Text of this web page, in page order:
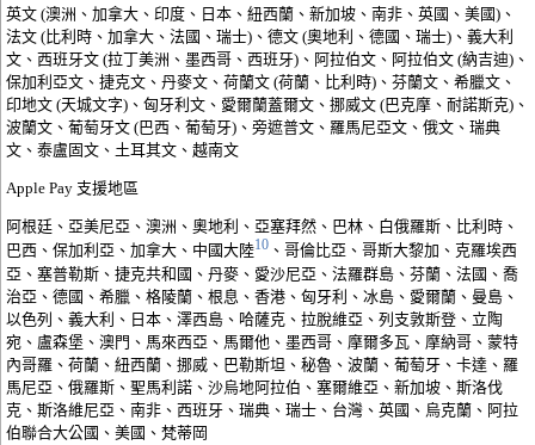
英文 (澳洲、加拿大、印度、日本、紐西蘭、新加坡、南非、英國、美國)、
法文 (比利時、加拿大、法國、瑞士)、德文 (奧地利、德國、瑞士)、義大利
文、西班牙文 (拉丁美洲、墨西哥、西班牙)、阿拉伯文、阿拉伯文 (納吉迪)、
保加利亞文、捷克文、丹麥文、荷蘭文 (荷蘭、比利時)、芬蘭文、希臘文、
印地文 (天城文字)、匈牙利文、愛爾蘭蓋爾文、挪威文 (巴克摩、耐諾斯克)、
波蘭文、葡萄牙文 (巴西、葡萄牙)、旁遮普文、羅馬尼亞文、俄文、瑞典
文、泰盧固文、土耳其文、越南文
Apple Pay 支援地區
阿根廷、亞美尼亞、澳洲、奧地利、亞塞拜然、巴林、白俄羅斯、比利時、
巴西、保加利亞、加拿大、中國大陸10 、哥倫比亞、哥斯大黎加、克羅埃西
亞、塞普勒斯、捷克共和國、丹麥、愛沙尼亞、法羅群島、芬蘭、法國、喬
治亞、德國、希臘、格陵蘭、根息、香港、匈牙利、冰島、愛爾蘭、曼島、
以色列、義大利、日本、澤西島、哈薩克、拉脫維亞、列支敦斯登、立陶
宛、盧森堡、澳門、馬來西亞、馬爾他、墨西哥、摩爾多瓦、摩納哥、蒙特
內哥羅、荷蘭、紐西蘭、挪威、巴勒斯坦、秘魯、波蘭、葡萄牙、卡達、羅
馬尼亞、俄羅斯、聖馬利諾、沙烏地阿拉伯、塞爾維亞、新加坡、斯洛伐
克、斯洛維尼亞、南非、西班牙、瑞典、瑞士、台灣、英國、烏克蘭、阿拉
伯聯合大公國、美國、梵蒂岡